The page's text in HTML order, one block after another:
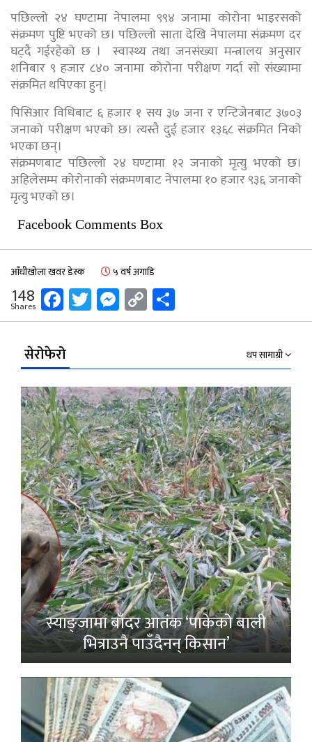
पछिल्लो २४ घण्टामा नेपालमा ९९४ जनामा कोरोना भाइरसको
संक्रमण पुष्टि भएको छ। पछिल्लो साता देखि नेपालमा संक्रमण दर
घट्दै गईरहेको छ । स्वास्थ्य तथा जनसंख्या मन्त्रालय अनुसार
शनिबार ९ हजार ८४० जनामा कोरोना परीक्षण गर्दा सो संख्यामा
संक्रमित थपिएका हुन्।
पिसिआर विधिबाट ६ हजार १ सय ३७ जना र एन्टिजेनबाट ३७०३
जनाको परीक्षण भएको छ। त्यस्तै दुई हजार १३६८ संक्रमित निको
भएका छन्।
संक्रमणबाट पछिल्लो २४ घण्टामा १२ जनाको मृत्यु भएको छ।
अहिलेसम्म कोरोनाको संक्रमणबाट नेपालमा १० हजार ९३६ जनाको
मृत्यु भएको छ।
Facebook Comments Box
आँधीखोला खवर डेस्क ५ वर्ष अगाडि
148
Shares Facebook
Twitter
Messenger
Copy
Link
सेरोफेरो थप सामाग्री
स्याङ्जामा बाँदर आतंक ‘पाकेको बाली
भित्राउनै पाउँदैनन् किसान’